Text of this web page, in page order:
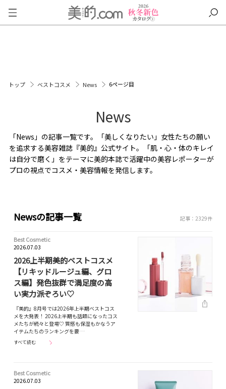
トップ ベストコスメ News 6ページ目
News
「News」の記事一覧です。「美しくなりたい」女性たちの願い
を追求する美容雑誌『美的』公式サイト。「肌・心・体のキレイ
は自分で磨く」をテーマに美的本誌で活躍中の美容レポーターが
プロの視点でコスメ・美容情報を発信します。
Newsの記事一覧 記事：2329件
Best Cosmetic
2026.07.03
2026上半期美的ベストコスメ
【リキッドルージュ編、グロ
ス編】発色抜群で満足度の高
い実力派ぞろい♡
『美的』8月号では2026年上半期ベストコス
メを大発表！ 2026上半期も話題になったコス
メたちが続々と登場♡ 質感も保湿もかなうア
イテムたちのランキングを要…
すべて読む
Best Cosmetic
2026.07.03